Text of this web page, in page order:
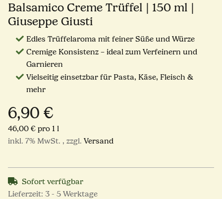
Balsamico Creme Trüffel | 150 ml |
Giuseppe Giusti
Edles Trüffelaroma mit feiner Süße und Würze
Cremige Konsistenz – ideal zum Verfeinern und
Garnieren
Vielseitig einsetzbar für Pasta, Käse, Fleisch &
mehr
6,90 €
46,00 € pro 1 l
inkl. 7% MwSt. , zzgl. Versand
Sofort verfügbar
Lieferzeit: 3 - 5 Werktage